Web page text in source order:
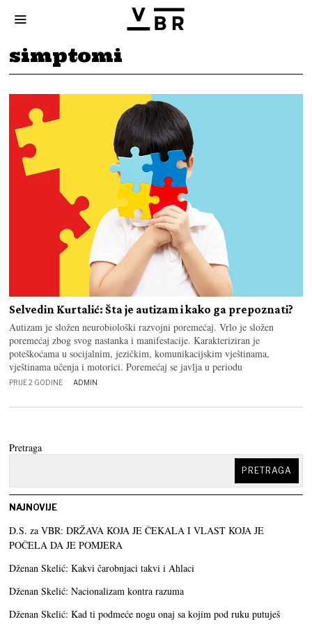
simptomi
Selvedin Kurtalić: Šta je autizam i kako ga prepoznati?
Autizam je složen neurobiološki razvojni poremećaj. Vrlo je složen
poremećaj zbog svog nastanka i manifestacije. Karakteriziran je
poteškoćama u socijalnim, jezičkim, komunikacijskim vještinama,
vještinama učenja i motorici. Poremećaj se javlja u periodu
PRIJE 2 GODINE ADMIN
Pretraga
PRETRAGA
NAJNOVIJE
D.S. za VBR: DRŽAVA KOJA JE ČEKALA I VLAST KOJA JE
POČELA DA JE POMJERA
Dženan Skelić: Kakvi čarobnjaci takvi i Ahlaci
Dženan Skelić: Nacionalizam kontra razuma
Dženan Skelić: Kad ti podmeće nogu onaj sa kojim pod ruku putuješ